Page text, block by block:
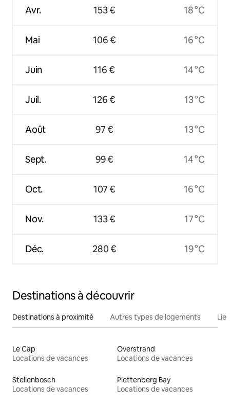
Avr.
Mai
Juin
Juil.
Août
Sept.
Oct.
Nov.
Déc.
153 €
106 €
116 €
126 €
97 €
99 €
107 €
133 €
280 €
18 °C
16 °C
14 °C
13 °C
13 °C
14 °C
16 °C
17 °C
19 °C
Destinations à découvrir
Destinations à proximité Autres types de logements
Le Cap
Locations de vacances
Overstrand
Locations de vacances
Stellenbosch
Locations de vacances
Plettenberg Bay
Locations de vacances